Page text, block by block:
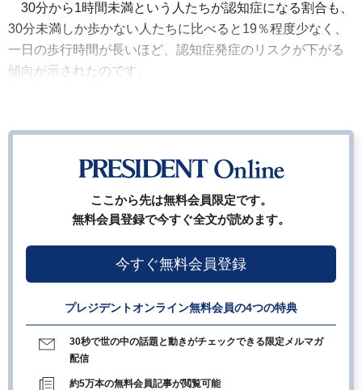
30分から1時間未満という人たちが認知症になる割合も、
30分未満しか歩かない人たちに比べると19％程度少なく、
一日の歩行時間が長いほど、認知症発症のリスクが下がる
傾向が示されたのです。
ここから先は無料会員限定です。
無料会員登録で今すぐ全文が読めます。
今すぐ無料会員登録
プレジデントオンライン無料会員の4つの特典
30秒で世の中の話題と動きがチェックできる限定メルマガ
配信
約5万本の無料会員記事が閲覧可能